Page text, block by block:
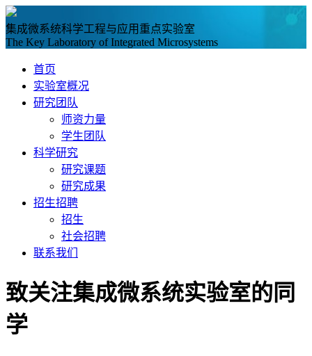
集成微系统科学工程与应用重点实验室
The Key Laboratory of Integrated Microsystems
首页
实验室概况
研究团队
师资力量
学生团队
科学研究
研究课题
研究成果
招生招聘
招生
社会招聘
联系我们
致关注集成微系统实验室的同
学